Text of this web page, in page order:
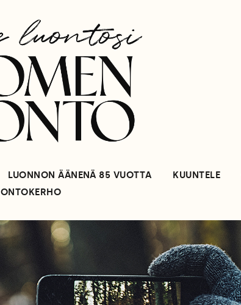
LUONNON ÄÄNENÄ 85 VUOTTA KUUNTELE